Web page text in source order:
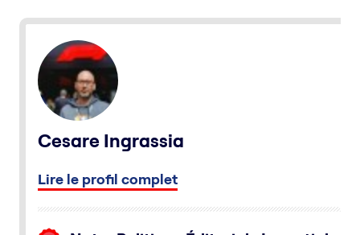
Cesare Ingrassia
Lire le profil complet